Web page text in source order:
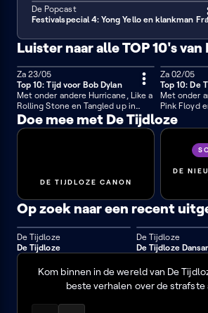
Graham
John
documentary
62 min
De Popcast
Festivalspecial 4: Yong Yello en klankman
Luister naar alle TOP 10's van
60 min
Zaterdag 23 mei
Za 23/05
Top 10: Tijd voor Bob Dylan
Met onder andere Hurricane, Like a
Rolling Stone en Tangled up in
Blue.
60 min
Zaterdag 2
Za 02/05
Top 10: De
Met onder
Pink Floyd
Doe mee met De Tijdloze
DE TIJDLOZE CANON
DE
Op zoek naar een recent
De Tijdloze
De Tijdloze
De Tijdloze
De Tijdloze
De
Tijdloze
Kom binnen in de wereld van De
beste verhalen over de strafste